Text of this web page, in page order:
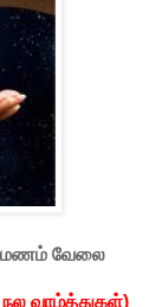
வேலை
வாழ்த்துகள்)